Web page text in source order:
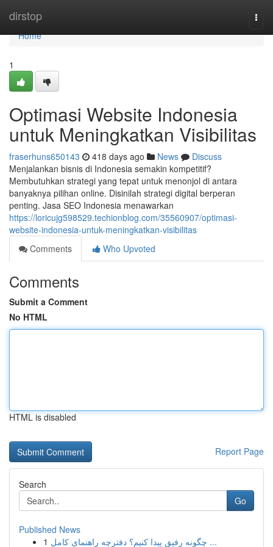
dirstop
Home
Home
1
Optimasi Website Indonesia
untuk Meningkatkan Visibilitas
fraserhuns650143 418 days ago News
Discuss
Menjalankan bisnis di Indonesia semakin kompetitif?
Membutuhkan strategi yang tepat untuk menonjol di antara
banyaknya pilihan online. Disinilah strategi digital berperan
penting. Jasa SEO Indonesia menawarkan
https://loricujg598529.techionblog.com/35560907/optimasi-
website-indonesia-untuk-meningkatkan-visibilitas
Comments
Who Upvoted
Comments
Submit a Comment
No HTML
HTML is disabled
Report Page
Search
Go
Published News
1
چگونه رفیق پیدا کنیم؟ دفترچه راهنمای کامل ...